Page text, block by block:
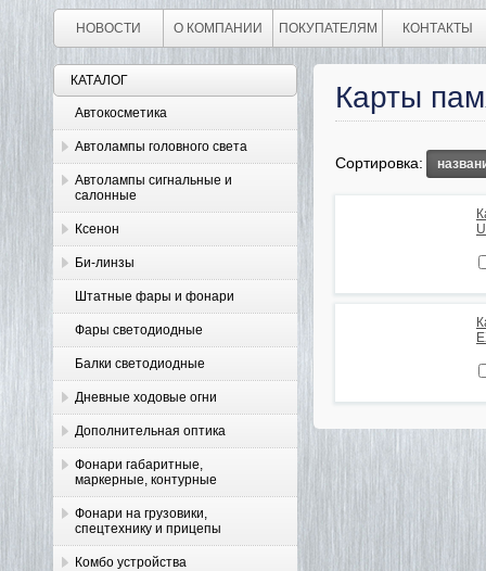
НОВОСТИ О КОМПАНИИ ПОКУПАТЕЛЯМ КОНТАКТЫ
КАТАЛОГ
Автокосметика
Автолампы головного света
Автолампы сигнальные и
салонные
Ксенон
Би-линзы
Штатные фары и фонари
Фары светодиодные
Балки светодиодные
Дневные ходовые огни
Дополнительная оптика
Фонари габаритные,
маркерные, контурные
Фонари на грузовики,
спецтехнику и прицепы
Комбо устройства
Карты
Сортировка: